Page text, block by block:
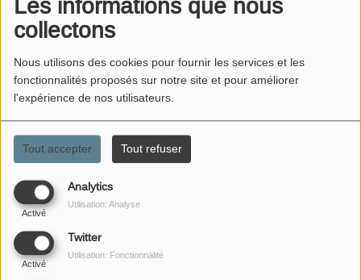
Les informations que nous
collectons
Nous utilisons des cookies pour fournir les services et les
fonctionnalités proposés sur notre site et pour améliorer
l'expérience de nos utilisateurs.
Tout accepter Tout refuser
Analytics
Activé
Utilisation: Analyse
Twitter
Activé
Utilisation: Fonctionnalité